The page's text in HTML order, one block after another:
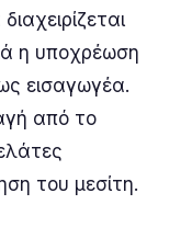
η υποχρέωση
εισαγωγέα.
από το
του μεσίτη.